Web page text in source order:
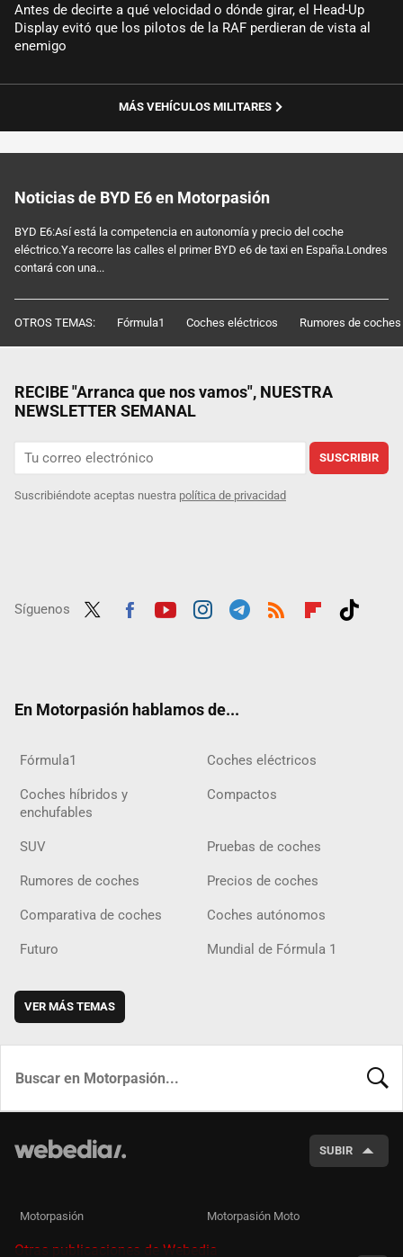
Antes de decirte a qué velocidad o dónde girar, el Head-Up
Display evitó que los pilotos de la RAF perdieran de vista al
enemigo
MÁS VEHÍCULOS MILITARES
Noticias de BYD E6 en Motorpasión
BYD E6:Así está la competencia en autonomía y precio del coche
eléctrico.Ya recorre las calles el primer BYD e6 de taxi en España.Londres
contará con una...
OTROS TEMAS: Fórmula1 Coches eléctricos Rumores de coches
RECIBE "Arranca que nos vamos", NUESTRA
NEWSLETTER SEMANAL
SUSCRIBIR
Suscribiéndote aceptas nuestra política de privacidad
Síguenos
En Motorpasión hablamos de...
Fórmula1 Coches eléctricos
Coches híbridos y
enchufables
Compactos
SUV Pruebas de coches
Rumores de coches Precios de coches
Comparativa de coches Coches autónomos
Futuro Mundial de Fórmula 1
VER MÁS TEMAS
SUBIR
Motorpasión Motorpasión Moto
Otras publicaciones de Webedia